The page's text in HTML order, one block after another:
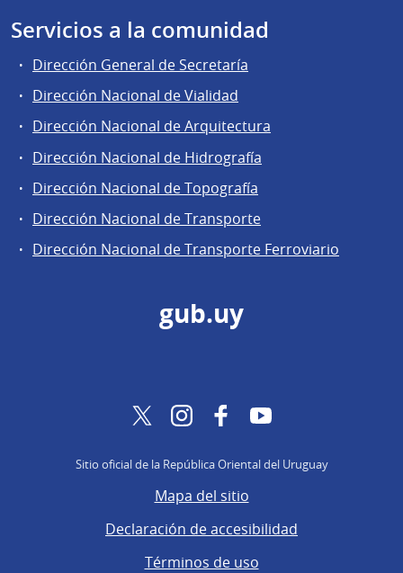
Servicios a la comunidad
Dirección General de Secretaría
Dirección Nacional de Vialidad
Dirección Nacional de Arquitectura
Dirección Nacional de Hidrografía
Dirección Nacional de Topografía
Dirección Nacional de Transporte
Dirección Nacional de Transporte Ferroviario
gub.uy
TwitterInstagramFacebookYouTube
Sitio oficial de la República Oriental del Uruguay
Mapa del sitio
Declaración de accesibilidad
Términos de uso